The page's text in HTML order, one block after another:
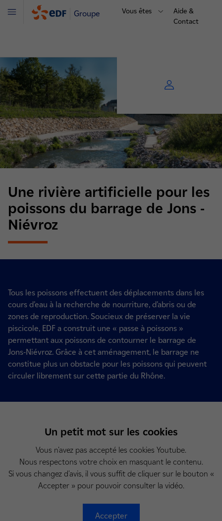
Groupe Vous êtes
Aide &
Contact
Menu
Une rivière artificielle pour les
poissons du barrage de Jons -
Niévroz
Tous les poissons effectuent des déplacements dans les
cours d’eau à la recherche de nourriture, d’abris ou de
zones de reproduction. Soucieux de préserver la vie
piscicole, EDF a construit une « passe à poissons »
permettant aux poissons de contourner le barrage de
Jons-Niévroz. Grâce à cet aménagement, le barrage ne
constitue plus un obstacle pour les poissons qui peuvent
circuler librement sur cette partie du Rhône.
Un petit mot sur les cookies
Vous n'avez pas accepté les cookies Youtube.
Nous respectons votre choix en masquant le contenu.
Si vous changez d'avis, il vous suffit de cliquer sur le bouton «
Accepter » pour pouvoir consulter la vidéo.
Accepter